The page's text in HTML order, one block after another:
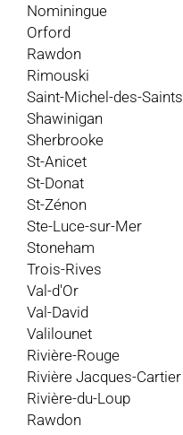
Nominingue
Orford
Rawdon
Rimouski
Saint-Michel-des-Saints
Shawinigan
Sherbrooke
St-Anicet
St-Donat
St-Zénon
Ste-Luce-sur-Mer
Stoneham
Trois-Rives
Val-d'Or
Val-David
Valilounet
Rivière-Rouge
Rivière Jacques-Cartier
Rivière-du-Loup
Rawdon